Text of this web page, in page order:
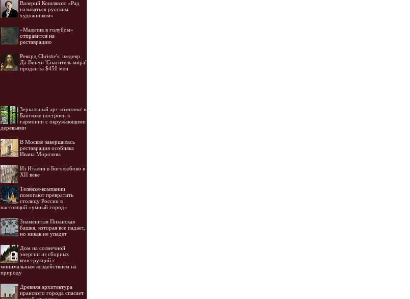
Валерий Кошляков: «Рад
называться русским
художником»
«Мальчик в голубом»
отправится на
реставрацию
Рекорд Christie's: шедевр
Да Винчи 'Спаситель мира'
продан за $450 млн
Зеркальный арт-комплекс в
Бангкоке построен в
гармонии с окружающими
деревьями
В Москве завершилась
реставрация особняка
Ивана Морозова
Из Италии в Боголюбово в
XII веке
Телеком-компании
помогают превратить
столицу России в
настоящий «умный город»
Знаменитая Пизанская
башня, которая все падает,
но никак не упадет
Дом на солнечной
энергии из сборных
конструкций с
минимальным воздействием на
природу
Древняя архитектура
иранского города спасает